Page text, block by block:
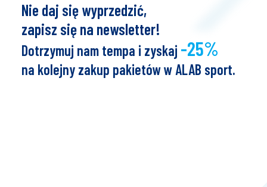
Nie daj się wyprzedzić,
zapisz się na newsletter!
Dotrzymuj nam tempa i zyskaj -25%
na kolejny zakup pakietów w ALAB sport.